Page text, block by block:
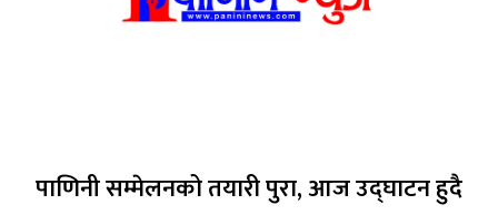
पाणिनी सम्मेलनको तयारी पुरा, आज उद्घाटन हुदै